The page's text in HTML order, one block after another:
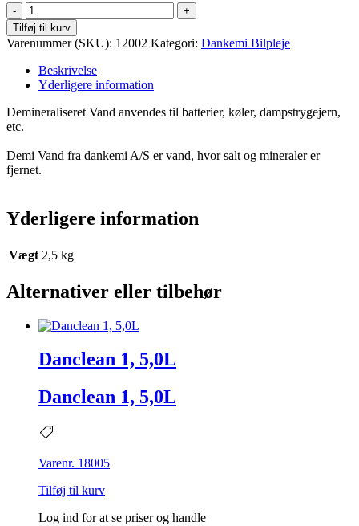
-
Demi
vand,
2,5L
antal
+
Tilføj til kurv
Varenummer (SKU): 12002 Kategori: Dankemi Bilpleje
Beskrivelse
Yderligere information
Demineraliseret Vand anvendes til batterier, køler, dampstrygejern,
etc.
Demi Vand fra dankemi A/S er vand, hvor salt og mineraler er
fjernet.
Yderligere information
Vægt 2,5 kg
Alternativer eller tilbehør
Danclean 1, 5,0L
Danclean 1, 5,0L
Varenr. 18005
Tilføj til kurv
Log ind for at se priser og handle